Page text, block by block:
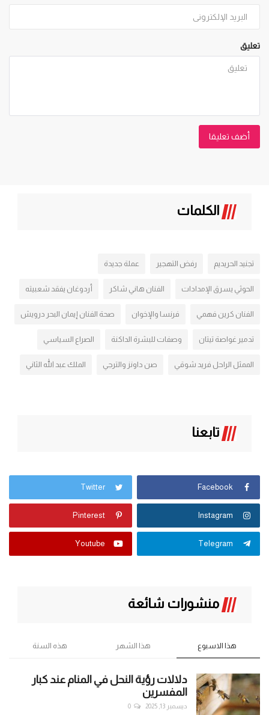
تعليق
أضف تعليقا
الكلمات
تجنيد الحريديم رفض التهجير عملة جديدة
الحوثي يسرق الإمدادات الفنان هاني شاكر أردوغان يفقد شعبيته
الفنان كرين فهمي فرنسا والإخوان صحة الفنان إيمان البحر درويش
تدمير غواصة تيتان وصفات للبشرة الداكنة الصراع السياسي
الممثل الراحل فريد شوقي صن داونز والترجي الملك عبد الله الثاني
تابعنا
Facebook
Twitter
Instagram
Pinterest
Telegram
Youtube
منشورات شائعة
هذا الاسبوع هذا الشهر هذه السنة
دلالات رؤية النحل في المنام عند كبار
المفسرين
ديسمبر 13, 2025 0